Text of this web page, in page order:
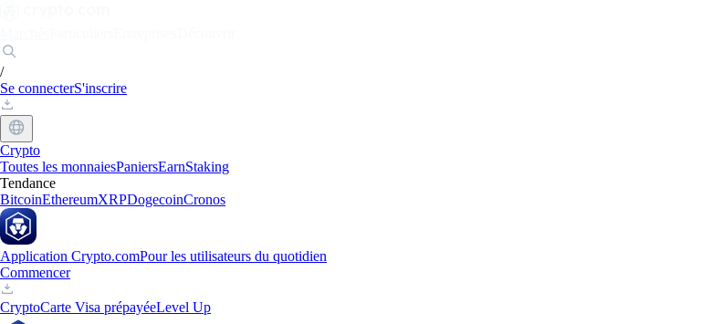
/
Se connecterS'inscrire
Crypto
Toutes les monnaiesPaniersEarnStaking
Tendance
BitcoinEthereumXRPDogecoinCronos
Application Crypto.comPour les utilisateurs du quotidien
Commencer
CryptoCarte Visa prépayéeLevel Up